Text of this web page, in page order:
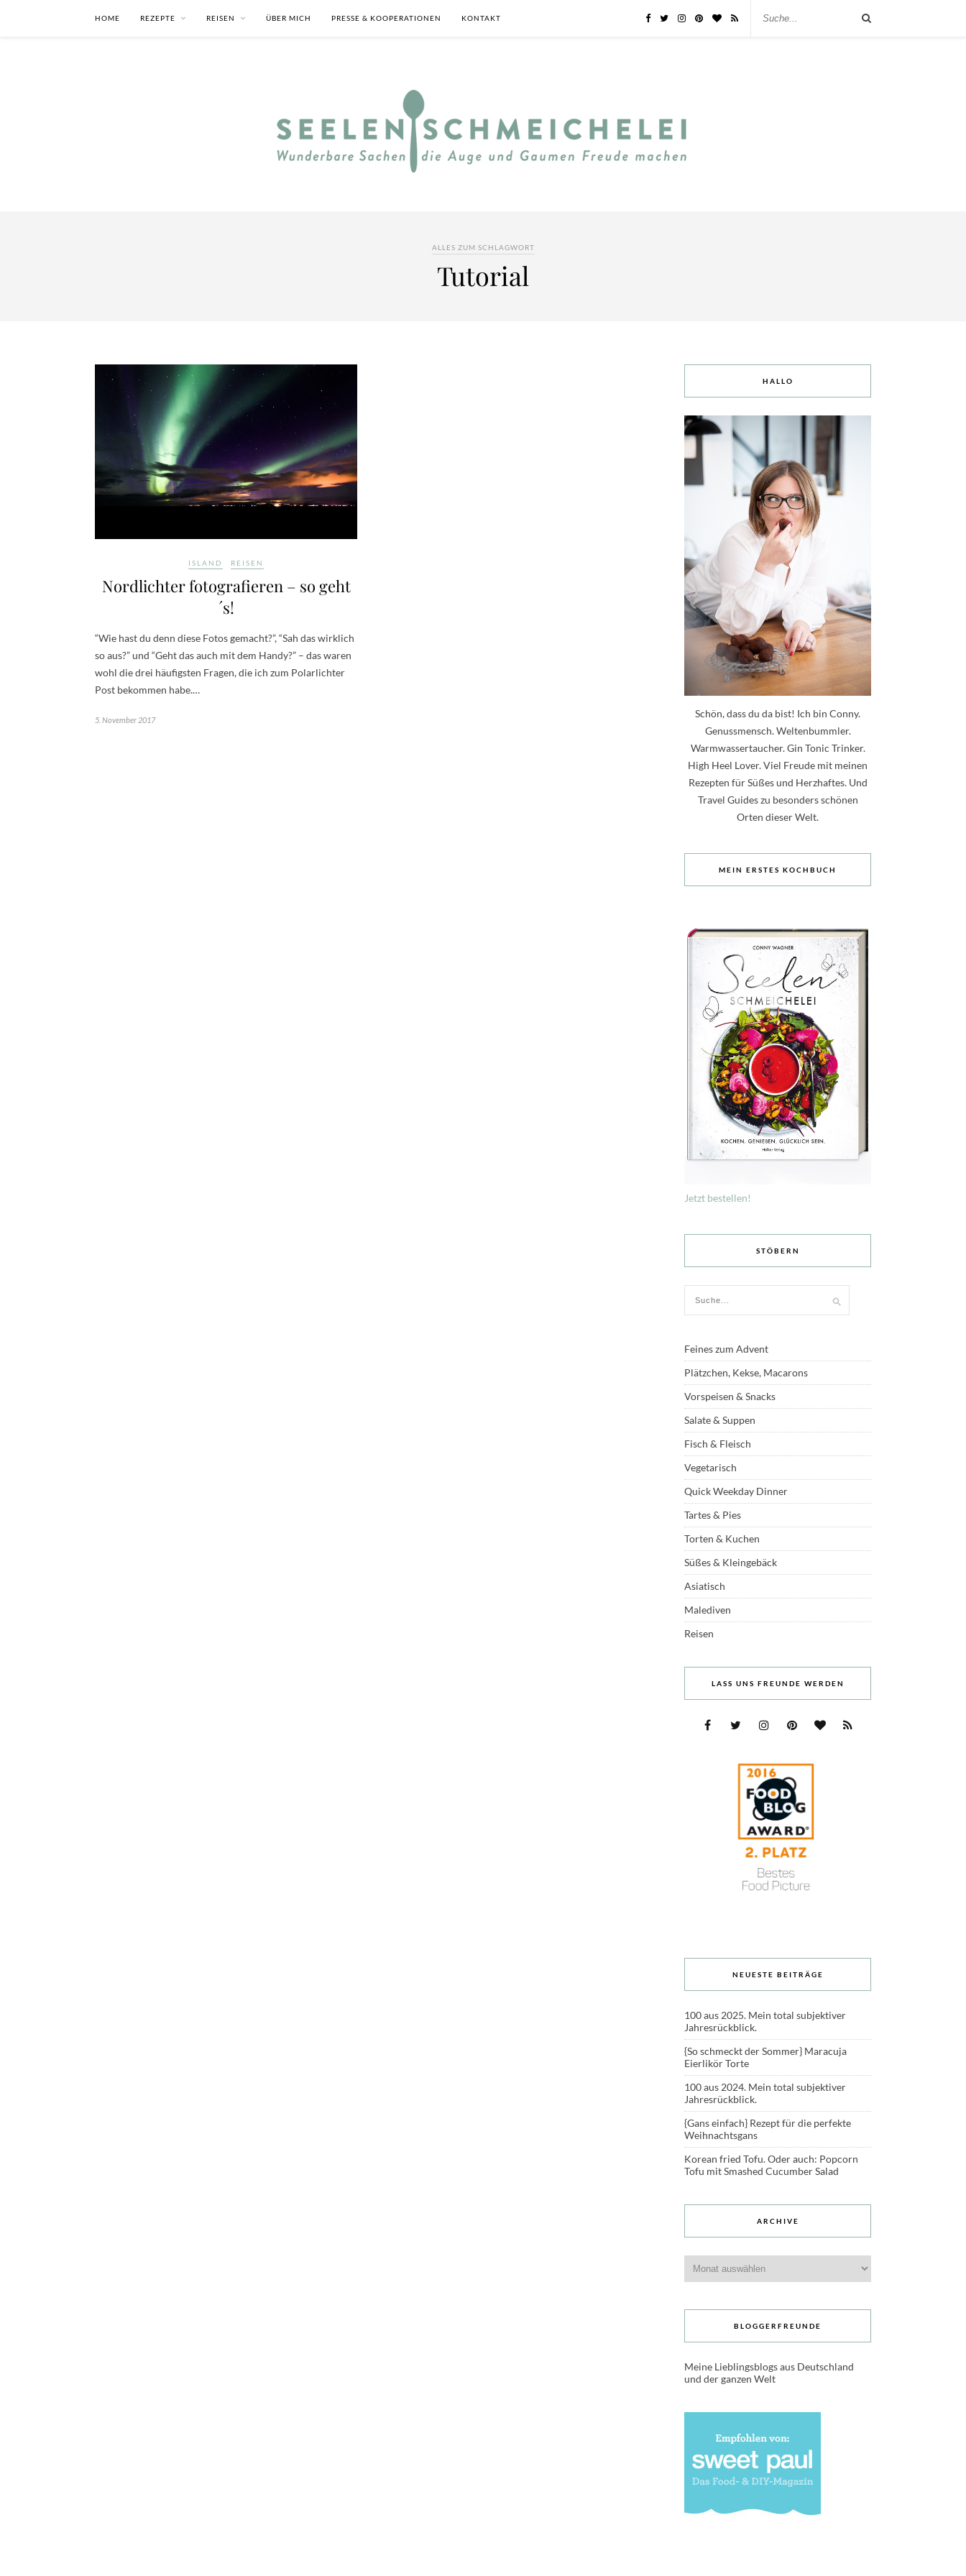
HOME REZEPTE REISEN ÜBER MICH PRESSE & KOOPERATIONEN KONTAKT
ALLES ZUM SCHLAGWORT
Tutorial
ISLAND REISEN
Nordlichter fotografieren – so geht
´s!
“Wie hast du denn diese Fotos gemacht?”, “Sah das wirklich
so aus?” und “Geht das auch mit dem Handy?” – das waren
wohl die drei häufigsten Fragen, die ich zum Polarlichter
Post bekommen habe.…
5. November 2017
HALLO
Schön, dass du da bist! Ich bin Conny.
Genussmensch. Weltenbummler.
Warmwassertaucher. Gin Tonic Trinker.
High Heel Lover. Viel Freude mit meinen
Rezepten für Süßes und Herzhaftes. Und
Travel Guides zu besonders schönen
Orten dieser Welt.
MEIN ERSTES KOCHBUCH
Jetzt bestellen!
STÖBERN
Feines zum Advent
Plätzchen, Kekse, Macarons
Vorspeisen & Snacks
Salate & Suppen
Fisch & Fleisch
Vegetarisch
Quick Weekday Dinner
Tartes & Pies
Torten & Kuchen
Süßes & Kleingebäck
Asiatisch
Malediven
Reisen
LASS UNS FREUNDE WERDEN
NEUESTE BEITRÄGE
100 aus 2025. Mein total subjektiver
Jahresrückblick.
{So schmeckt der Sommer} Maracuja
Eierlikör Torte
100 aus 2024. Mein total subjektiver
Jahresrückblick.
{Gans einfach} Rezept für die perfekte
Weihnachtsgans
Korean fried Tofu. Oder auch: Popcorn
Tofu mit Smashed Cucumber Salad
ARCHIVE
BLOGGERFREUNDE
Meine Lieblingsblogs aus Deutschland
und der ganzen Welt